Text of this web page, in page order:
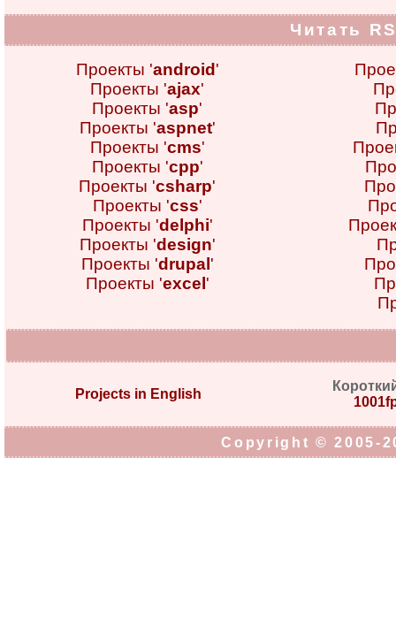
Читать
Проекты 'android '
Проекты 'ajax'
Проекты 'asp'
Проекты 'aspnet'
Проекты 'cms'
Проекты 'cpp'
Проекты 'csharp'
Проекты 'css'
Проекты 'delphi'
Проекты 'design'
Проекты 'drupal '
Проекты 'excel '
Projects in English
Copyright © 2005-